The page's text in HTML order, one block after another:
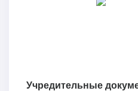
Учредительные